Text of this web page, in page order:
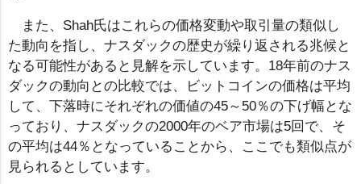
また、Shah氏はこれらの価格変動や取引量の類似し
た動向を指し、ナスダックの歴史が繰り返される兆候と
なる可能性があると見解を示しています。18年前のナス
ダックの動向との比較では、ビットコインの価格は平均
して、下落時にそれぞれの価値の45～50％の下げ幅とな
っており、ナスダックの2000年のベア市場は5回で、そ
の平均は44％となっていることから、ここでも類似点が
見られるとしています。